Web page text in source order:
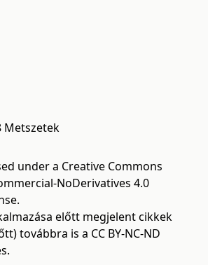
Metszetek
under a Creative Commons
NoDerivatives 4.0
.
előtt megjelent cikkek
továbbra is a CC BY-NC-ND